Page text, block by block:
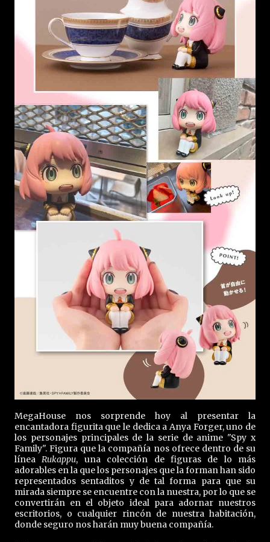
MegaHouse nos sorprende hoy al presentar la
encantadora figurita que le dedica a Anya Forger, uno de
los personajes principales de la serie de anime "Spy x
Family". Figura que la compañía nos ofrece dentro de su
líneaRukappu, una colección de figuras de lo más
adorables en la que los personajes que la forman han sido
representados sentaditos y de tal forma para que su
mirada siempre se encuentre con la nuestra, por lo que se
convertirán en el objeto ideal para adornar nuestros
escritorios, o cualquier rincón de nuestra habitación,
donde seguro nos harán muy buena compañía.